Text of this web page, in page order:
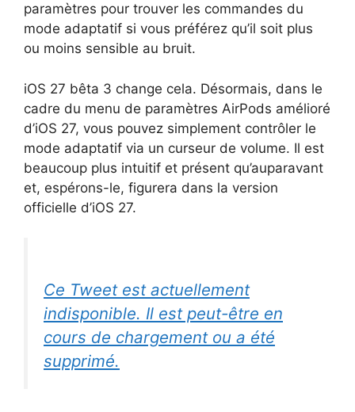
paramètres pour trouver les commandes du
mode adaptatif si vous préférez qu’il soit plus
ou moins sensible au bruit.
iOS 27 bêta 3 change cela. Désormais, dans le
cadre du menu de paramètres AirPods amélioré
d’iOS 27, vous pouvez simplement contrôler le
mode adaptatif via un curseur de volume. Il est
beaucoup plus intuitif et présent qu’auparavant
et, espérons-le, figurera dans la version
officielle d’iOS 27.
Ce Tweet est actuellement
indisponible. Il est peut-être en
cours de chargement ou a été
supprimé.